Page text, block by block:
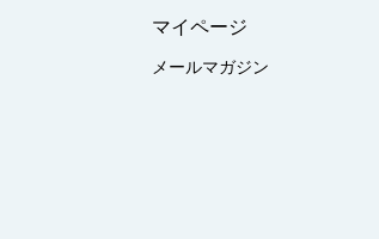
マイページ
メールマガジン